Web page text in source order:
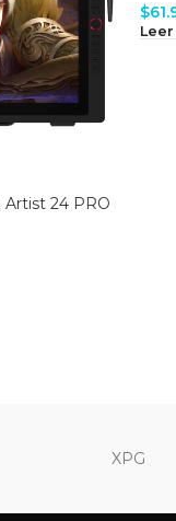
Artist 24 PRO
$
Leer
XPG